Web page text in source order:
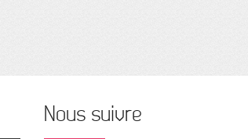
Nous suivre